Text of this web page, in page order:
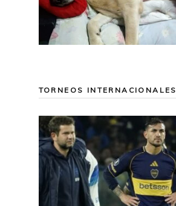
TORNEOS INTERNACIONALES